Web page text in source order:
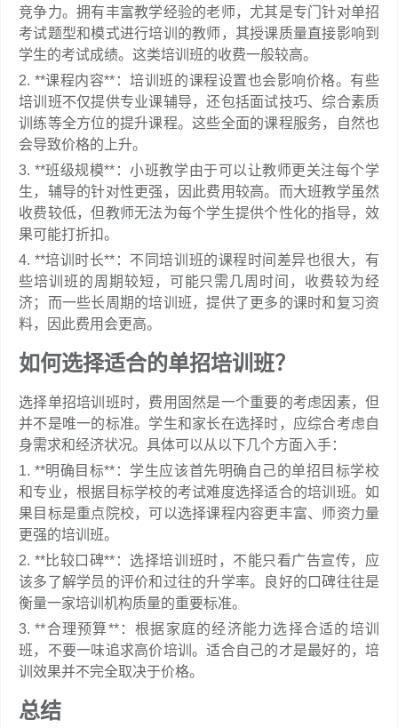
竞争力。拥有丰富教学经验的老师，尤其是专门针对单招
考试题型和模式进行培训的教师，其授课质量直接影响到
学生的考试成绩。这类培训班的收费一般较高。
2. **课程内容**：培训班的课程设置也会影响价格。有些
培训班不仅提供专业课辅导，还包括面试技巧、综合素质
训练等全方位的提升课程。这些全面的课程服务，自然也
会导致价格的上升。
3. **班级规模**：小班教学由于可以让教师更关注每个学
生，辅导的针对性更强，因此费用较高。而大班教学虽然
收费较低，但教师无法为每个学生提供个性化的指导，效
果可能打折扣。
4. **培训时长**：不同培训班的课程时间差异也很大，有
些培训班的周期较短，可能只需几周时间，收费较为经
济；而一些长周期的培训班，提供了更多的课时和复习资
料，因此费用会更高。
如何选择适合的单招培训班？
选择单招培训班时，费用固然是一个重要的考虑因素，但
并不是唯一的标准。学生和家长在选择时，应综合考虑自
身需求和经济状况。具体可以从以下几个方面入手：
1. **明确目标**：学生应该首先明确自己的单招目标学校
和专业，根据目标学校的考试难度选择适合的培训班。如
果目标是重点院校，可以选择课程内容更丰富、师资力量
更强的培训班。
2. **比较口碑**：选择培训班时，不能只看广告宣传，应
该多了解学员的评价和过往的升学率。良好的口碑往往是
衡量一家培训机构质量的重要标准。
3. **合理预算**：根据家庭的经济能力选择合适的培训
班，不要一味追求高价培训。适合自己的才是最好的，培
训效果并不完全取决于价格。
总结